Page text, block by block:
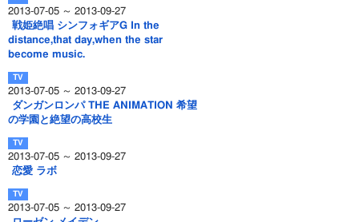
2013-07-05 ～ 2013-09-27
戦姫絶唱 シンフォギアG In the
distance,that day,when the star
become music.
2013-07-05 ～ 2013-09-27
ダンガンロンパ THE ANIMATION 希望
の学園と絶望の高校生
2013-07-05 ～ 2013-09-27
恋愛 ラボ
2013-07-05 ～ 2013-09-27